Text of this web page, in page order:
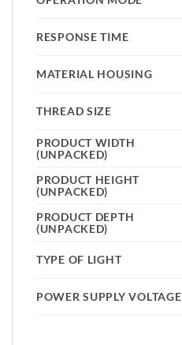
RESPONSE TIME
MATERIAL HOUSING
THREAD SIZE
PRODUCT WIDTH
(UNPACKED)
PRODUCT HEIGHT
(UNPACKED)
PRODUCT DEPTH
(UNPACKED)
TYPE OF LIGHT
POWER SUPPLY VOLTAGE